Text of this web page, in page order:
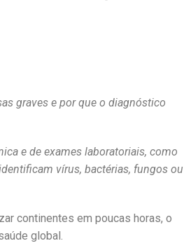
graves e por que o diagnóstico
e de exames laboratoriais, como
vírus, bactérias, fungos ou
continentes em poucas horas, o
global.